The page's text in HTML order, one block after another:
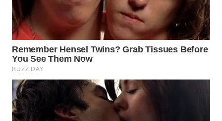
WN
LIKUPANG
WN
LABUANBAJO
WN
BORNEO